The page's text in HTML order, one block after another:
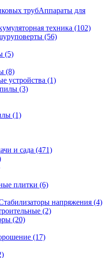
Аппараты для
техника (102)
(56)
(5)
(8)
устройства (1)
(3)
(1)
и сада (471)
плитки (6)
напряжения (4)
(2)
(20)
(17)